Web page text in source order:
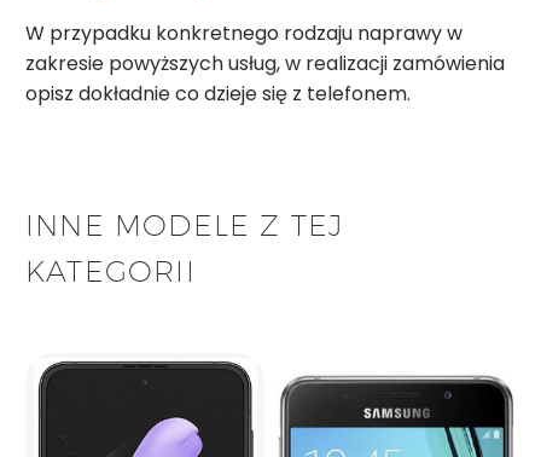
W przypadku konkretnego rodzaju naprawy w
zakresie powyższych usług, w realizacji zamówienia
opisz dokładnie co dzieje się z telefonem.
INNE MODELE Z TEJ
KATEGORII